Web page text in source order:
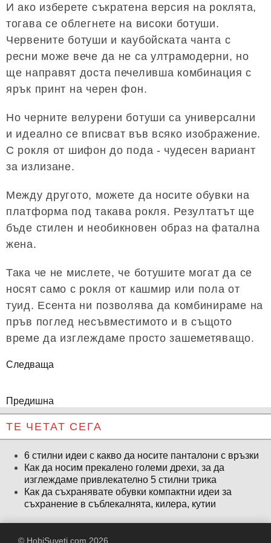
И ако изберете съкратена версия на роклята,
тогава се облегнете на високи ботуши.
Червените ботуши и каубойската чанта с
ресни може вече да не са ултрамодерни, но
ще направят доста печеливша комбинация с
ярък принт на черен фон.
Но черните велурени ботуши са универсални
и идеално се вписват във всяко изображение.
С рокля от шифон до пода - чудесен вариант
за излизане.
Между другото, можете да носите обувки на
платформа под такава рокля. Резултатът ще
бъде стилен и необикновен образ на фатална
жена.
Така че не мислете, че ботушите могат да се
носят само с рокля от кашмир или пола от
туид. Есента ни позволява да комбинираме на
пръв поглед несъвместимото и в същото
време да изглеждаме просто зашеметяващо.
Следваща
Предишна
ТЕ ЧЕТАТ СЕГА
6 стилни идеи с какво да носите панталони с връзки
Как да носим прекалено големи дрехи, за да
изглеждаме привлекателно 5 стилни трика
Как да съхранявате обувки компактни идеи за
съхранение в съблекалнята, килера, кутии
© HobiSuveti.com 2026.